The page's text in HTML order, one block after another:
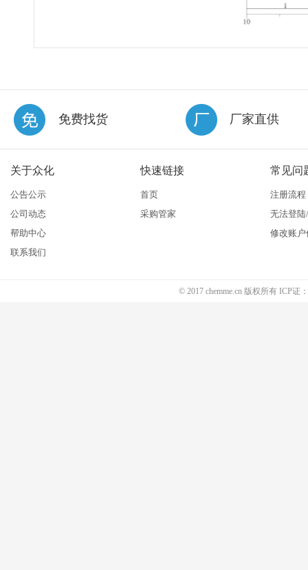
免费找货 厂家直供
关于众化
公告公示
公司动态
帮助中心
联系我们
快速链接
首页
采购管家
常见问
注册流程
无法登
修改账户
© 2017 chemme.cn 版权所有 ICP证：